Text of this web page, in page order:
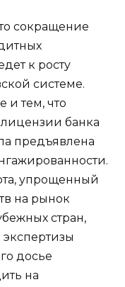
сокращение
к росту
системе.
и тем, что
банка
предъявлена
упрощенный
на рынок
стран,
досье
на